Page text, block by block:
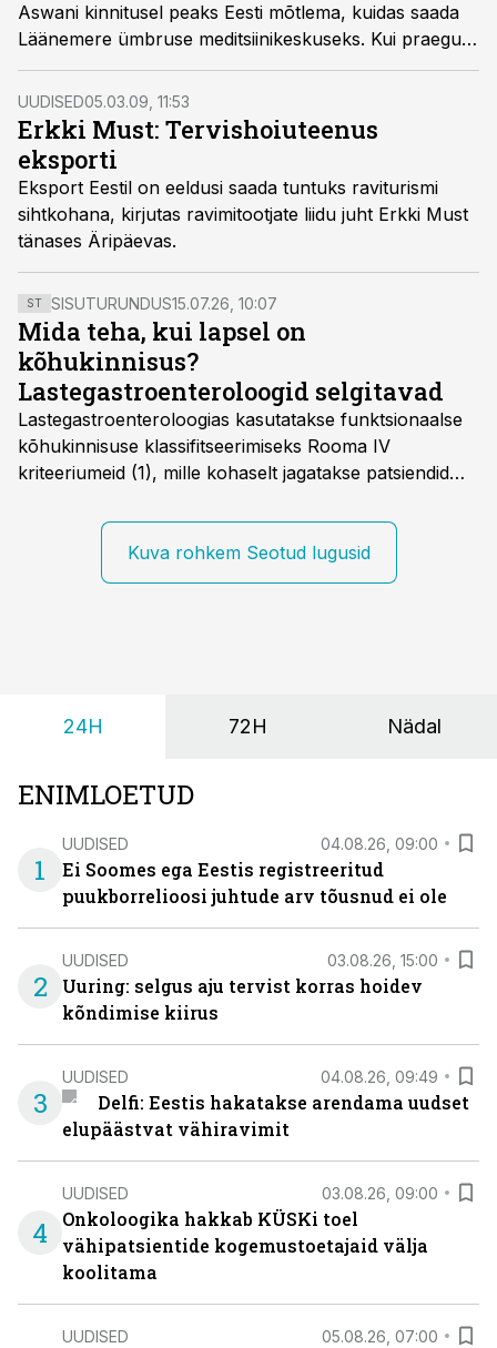
Aswani kinnitusel peaks Eesti mõtlema, kuidas saada
Läänemere ümbruse meditsiinikeskuseks. Kui praegu
lähevad arstid Eestist Põhjamaadesse tööle, siis tema
sõnul võiks hoopis patsiente siia tuua.
UUDISED05.03.09, 11:53
Erkki Must: Tervishoiuteenus
eksporti
Eksport Eestil on eeldusi saada tuntuks raviturismi
sihtkohana, kirjutas ravimitootjate liidu juht Erkki Must
tänases Äripäevas.
ST SISUTURUNDUS15.07.26, 10:07
Mida teha, kui lapsel on
kõhukinnisus?
Lastegastroenteroloogid selgitavad
Lastegastroenteroloogias kasutatakse funktsionaalse
kõhukinnisuse klassifitseerimiseks Rooma IV
kriteeriumeid (1), mille kohaselt jagatakse patsiendid
aastaseks saamiseni ja üle nelja-aastased lapsed.
Kuva rohkem Seotud lugusid
24H 72H Nädal
ENIMLOETUD
1
UUDISED 04.08.26, 09:00
Ei Soomes ega Eestis registreeritud
puukborrelioosi juhtude arv tõusnud ei ole
2
UUDISED 03.08.26, 15:00
Uuring: selgus aju tervist korras hoidev
kõndimise kiirus
3
UUDISED 04.08.26, 09:49
Delfi: Eestis hakatakse arendama uudset
elupäästvat vähiravimit
4
UUDISED 03.08.26, 09:00
Onkoloogika hakkab KÜSKi toel
vähipatsientide kogemustoetajaid välja
koolitama
UUDISED 05.08.26, 07:00